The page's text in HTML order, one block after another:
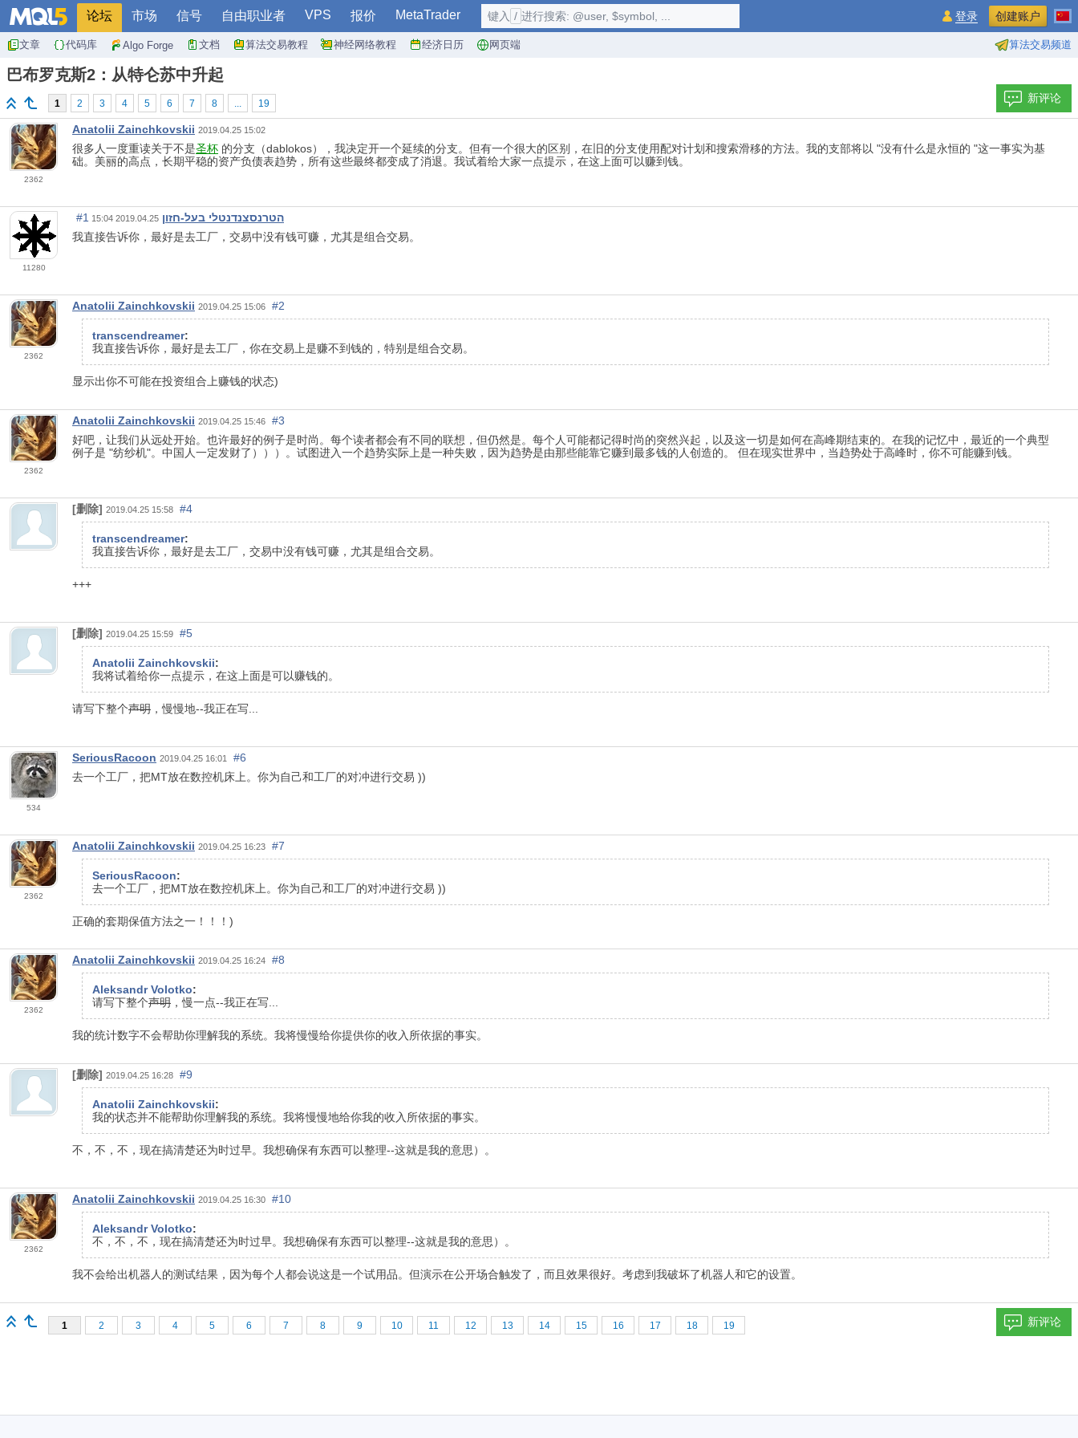
论坛 市场 信号 自由职业者 VPS 报价 MetaTrader
文章 代码库 Algo Forge 文档 算法交易教程 神经网络教程 经济日历 网页端 算法交易频道
键入 / 进行搜索: @user, $symbol, ... 登录 创建账户
巴布罗克斯2：从特仑苏中升起
1 2 3 4 5 6 7 8 ... 19 新评论
2362
Anatolii Zainchkovskii 2019.04.25 15:02
很多人一度重读关于不是圣杯 的分支（dablokos），我决定开一个延续的分支。但有一个很大的区别，在旧的分支使用配对计划和搜索滑移的方法。我的支部将以 "没有什么是永恒的 "这一事实为基
础。美丽的高点，长期平稳的资产负债表趋势，所有这些最终都变成了消退。我试着给大家一点提示，在这上面可以赚到钱。
11280
הטרנסצנדנטלי בעל-חזון 2019.04.25 15:04
#1
我直接告诉你，最好是去工厂，交易中没有钱可赚，尤其是组合交易。
2362
Anatolii Zainchkovskii 2019.04.25 15:06 #2
transcendreamer:
我直接告诉你，最好是去工厂，你在交易上是赚不到钱的，特别是组合交易。
显示出你不可能在投资组合上赚钱的状态)
2362
Anatolii Zainchkovskii 2019.04.25 15:46
#3
好吧，让我们从远处开始。也许最好的例子是时尚。每个读者都会有不同的联想，但仍然是。每个人可能都记得时尚的突然兴起，以及这一切是如何在高峰期结束的。在我的记忆中，最近的一个典型
例子是 "纺纱机"。中国人一定发财了）））。试图进入一个趋势实际上是一种失败，因为趋势是由那些能靠它赚到最多钱的人创造的。 但在现实世界中，当趋势处于高峰时，你不可能赚到钱。
[删除] 2019.04.25 15:58 #4
transcendreamer:
我直接告诉你，最好是去工厂，交易中没有钱可赚，尤其是组合交易。
+++
[删除] 2019.04.25 15:59 #5
Anatolii Zainchkovskii:
我将试着给你一点提示，在这上面是可以赚钱的。
请写下整个声明 ，慢慢地--我正在写...
534
SeriousRacoon 2019.04.25 16:01
#6
去一个工厂，把MT放在数控机床上。你为自己和工厂的对冲进行交易 ))
2362
Anatolii Zainchkovskii 2019.04.25 16:23 #7
SeriousRacoon:
去一个工厂，把MT放在数控机床上。你为自己和工厂的对冲进行交易 ))
正确的套期保值方法之一！！！)
2362
Anatolii Zainchkovskii 2019.04.25 16:24 #8
Aleksandr Volotko:
请写下整个声明 ，慢一点--我正在写...
我的统计数字不会帮助你理解我的系统。我将慢慢给你提供你的收入所依据的事实。
[删除] 2019.04.25 16:28 #9
Anatolii Zainchkovskii:
我的状态并不能帮助你理解我的系统。我将慢慢地给你我的收入所依据的事实。
不，不，不，现在搞清楚还为时过早。我想确保有东西可以整理--这就是我的意思）。
2362
Anatolii Zainchkovskii 2019.04.25 16:30 #10
Aleksandr Volotko:
不，不，不，现在搞清楚还为时过早。我想确保有东西可以整理--这就是我的意思）。
我不会给出机器人的测试结果，因为每个人都会说这是一个试用品。但演示在公开场合触发了，而且效果很好。考虑到我破坏了机器人和它的设置。
1 2 3 4 5 6 7 8 9 10 11 12 13 14 15 16 17 18 19 新评论